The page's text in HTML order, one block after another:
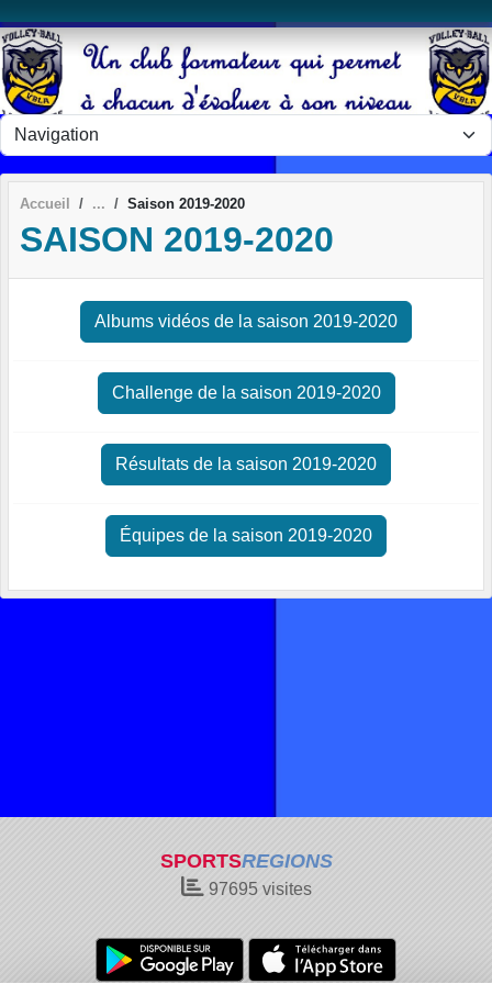
Accueil Saison 2019-2020
SAISON 2019-2020
Albums vidéos de la saison 2019-2020
Challenge de la saison 2019-2020
Résultats de la saison 2019-2020
Équipes de la saison 2019-2020
SPORTSREGIONS
97695visites